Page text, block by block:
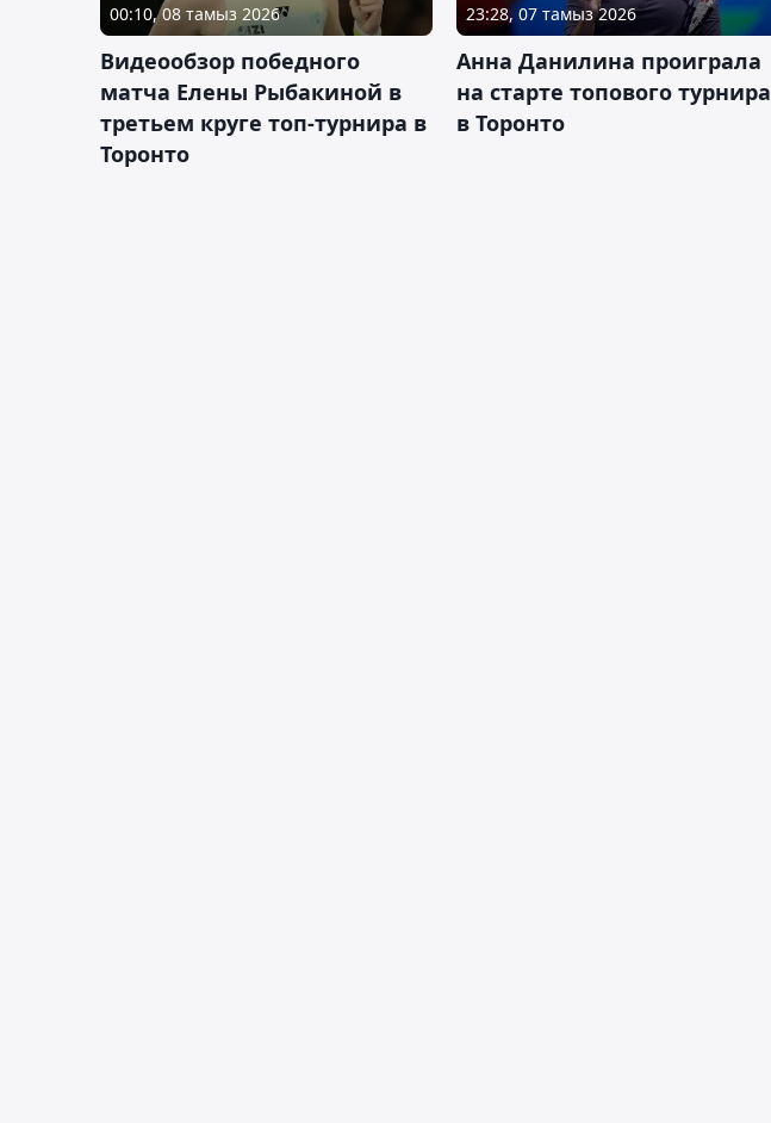
00:10, 08 тамыз 2026
Видеообзор победного
матча Елены Рыбакиной в
третьем круге топ-турнира в
Торонто
23:28, 07 тамыз 2026
Анна Данилина проиграла
на старте топового турнира
в Торонто